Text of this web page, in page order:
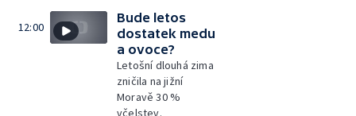
12:00
Bude letos
dostatek medu
a ovoce?
Letošní dlouhá zima
zničila na jižní
Moravě 30 %
včelstev.